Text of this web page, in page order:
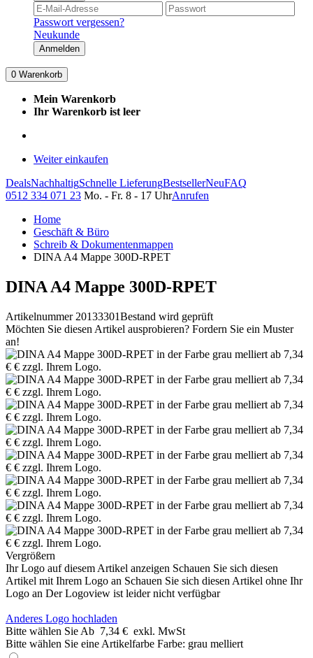
Passwort vergessen?
Neukunde
Anmelden
0 Warenkorb
Mein Warenkorb
Ihr Warenkorb ist leer
Weiter einkaufen
DealsNachhaltigSchnelle LieferungBestsellerNeuFAQ
0512 334 071 23 Mo. - Fr. 8 - 17 UhrAnrufen
Home
Geschäft & Büro
Schreib & Dokumentenmappen
DINA A4 Mappe 300D-RPET
DINA A4 Mappe 300D-RPET
Artikelnummer 20133301Bestand wird geprüft
Möchten Sie diesen Artikel ausprobieren? Fordern Sie ein Muster
an!
Vergrößern
Ihr Logo auf diesem Artikel anzeigen Schauen Sie sich diesen
Artikel mit Ihrem Logo an Schauen Sie sich diesen Artikel ohne Ihr
Logo an Der Logoview ist leider nicht verfügbar
Anderes Logo hochladen
Bitte wählen Sie Ab 7,34 € exkl. MwSt
Bitte wählen Sie eine Artikelfarbe Farbe: grau melliert